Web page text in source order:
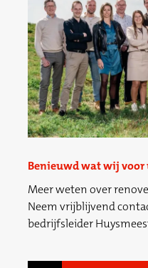
Benieuwd wat wij voor
Meer weten over
Neem vrijblijvend
bedrijfsleider